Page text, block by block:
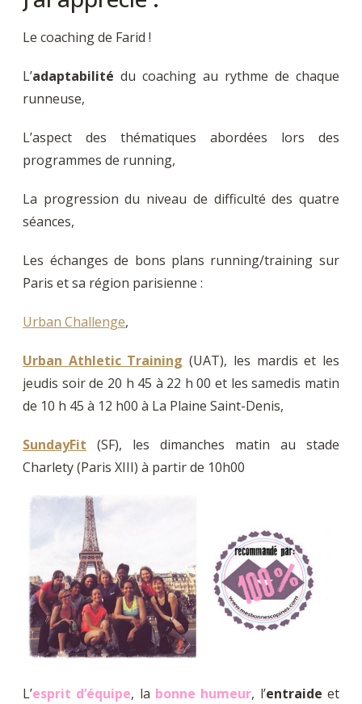
Le coaching de Farid !
L’adaptabilité du coaching au rythme de chaque
runneuse,
L’aspect des thématiques abordées lors des
programmes de running,
La progression du niveau de difficulté des quatre
séances,
Les échanges de bons plans running/training sur
Paris et sa région parisienne :
Urban Challenge,
Urban Athletic Training (UAT), les mardis et les
jeudis soir de 20 h 45 à 22 h 00 et les samedis matin
de 10 h 45 à 12 h00 à La Plaine Saint-Denis,
SundayFit (SF), les dimanches matin au stade
Charlety (Paris XIII) à partir de 10h00
L’esprit d’équipe, la bonne humeur, l’entraide et